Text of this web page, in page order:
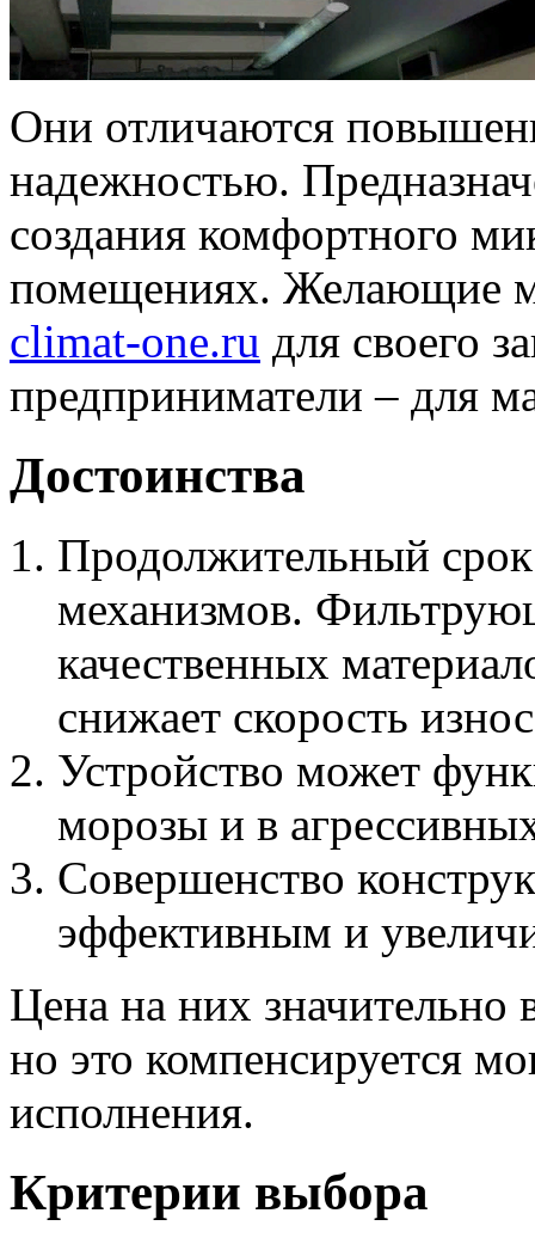
Они отличаются
надежностью.
создания комфортного
помещениях. Желающие
climat-one.ru для своего
предприниматели – для
Достоинства
Продолжительный
механизмов.
качественных
снижает скорость
Устройство может
морозы и в
Совершенство
эффективным и
Цена на них
но это компенсируется
исполнения.
Критерии выбора